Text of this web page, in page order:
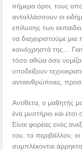
σήμερα όροι, τους
ανταλλάσσουν οι
επίλυσης των
να διαχειριστούμε
κοινόχρηστά της…
τόσο αθώα όσο
υποδείξουν
αντιανθρώπινες,
Αντίθετα, ο μαθητής
ένα μυστήριο και
Είναι φορέας ενός
του, το περιβάλλον,
συμπλέκονται